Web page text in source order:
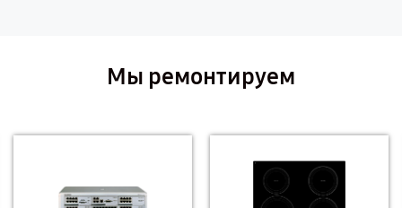
Мы ремонтируем